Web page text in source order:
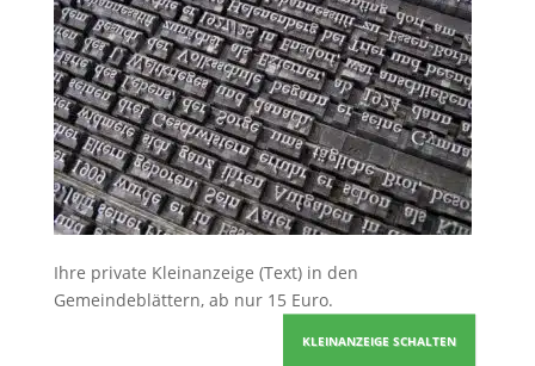
Ihre private Kleinanzeige (Text) in den
Gemeindeblättern, ab nur 15 Euro.
KLEINANZEIGE SCHALTEN